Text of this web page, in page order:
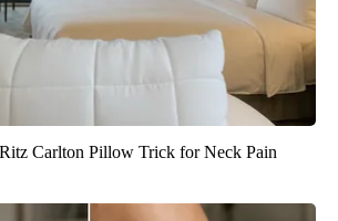
Carlton Pillow Trick for Neck Pain